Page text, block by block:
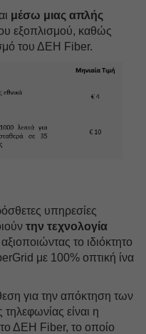
μέσω μιας απλής
εξοπλισμού, καθώς
του ΔΕH Fiber.
υπηρεσίες
την τεχνολογία
το ιδιόκτητο
με 100% οπτική ίνα
για την απόκτηση των
είναι η
ΔΕH Fiber, το οποίο